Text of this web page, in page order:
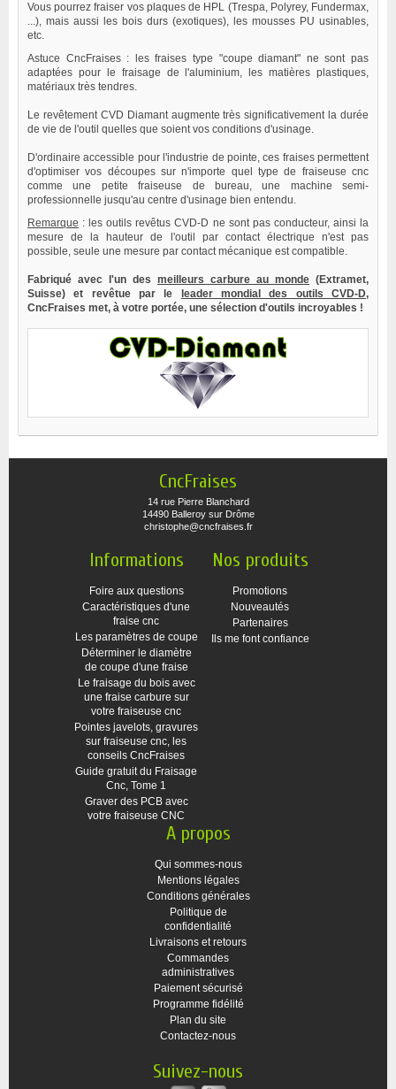
Vous pourrez fraiser vos plaques de HPL (Trespa, Polyrey, Fundermax,
...), mais aussi les bois durs (exotiques), les mousses PU usinables,
etc.
Astuce CncFraises : les fraises type "coupe diamant" ne sont pas
adaptées pour le fraisage de l'aluminium, les matières plastiques,
matériaux très tendres.
Le revêtement CVD Diamant augmente très significativement la durée
de vie de l'outil quelles que soient vos conditions d'usinage.
D'ordinaire accessible pour l'industrie de pointe, ces fraises permettent
d'optimiser vos découpes sur n'importe quel type de fraiseuse cnc
comme une petite fraiseuse de bureau, une machine semi-
professionnelle jusqu'au centre d'usinage bien entendu.
Remarque : les outils revêtus CVD-D ne sont pas conducteur, ainsi la
mesure de la hauteur de l'outil par contact électrique n'est pas
possible, seule une mesure par contact mécanique est compatible.
Fabriqué avec l'un des meilleurs carbure au monde (Extramet,
Suisse) et revêtue par le
leader mondial des outils CVD-D,
CncFraises met, à votre portée, une sélection d'outils incroyables !
CncFraises
14 rue Pierre Blanchard
14490 Balleroy sur Drôme
christophe@cncfraises.fr
Informations
Foire aux questions
Caractéristiques d'une
fraise cnc
Les paramètres de coupe
Déterminer le diamètre
de coupe d'une fraise
Le fraisage du bois avec
une fraise carbure sur
votre fraiseuse cnc
Pointes javelots, gravures
sur fraiseuse cnc, les
conseils CncFraises
Guide gratuit du Fraisage
Cnc, Tome 1
Graver des PCB avec
votre fraiseuse CNC
Nos produits
Promotions
Nouveautés
Partenaires
Ils me font confiance
A propos
Qui sommes-nous
Mentions légales
Conditions générales
Politique de
confidentialité
Livraisons et retours
Commandes
administratives
Paiement sécurisé
Programme fidélité
Plan du site
Contactez-nous
Suivez-nous